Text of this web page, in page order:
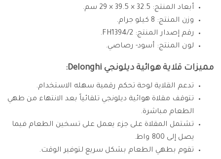
أبعاد المنتج: 32.5 × 39.5 × 29 سم.
وزن المنتج: 8 كيلو جرام.
رقم إصدار المنتج: ‎FH1394/2.
لون المنتج: أسود- رصاصي.
مميزات قلاية هوائية ديلونجي Delonghi:
تدعم القلاية لوحة تحكم رقمية سهله الاستخدام.
تتوقف مقلاة هوائية ديلونجي تلقائياً بعد الانتهاء من طهي
الطعام مباشرة.
تشتمل المقلاة على جزء يعمل على تسخين الطعام فيما
يصل إلى 800 واط.
تقوم بطهي الطعام بشكل سريع لتوفير الوقت.